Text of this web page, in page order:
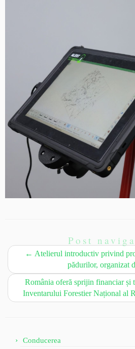
Post
← Atelierul introductiv privind
pădurilor, organizat
România oferă sprijin financiar și
Inventarului Forestier Național al
Conducerea